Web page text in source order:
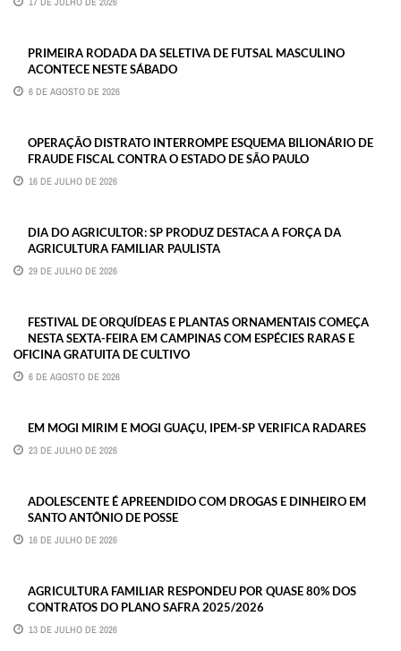
PRIMEIRA RODADA DA SELETIVA DE FUTSAL MASCULINO
ACONTECE NESTE SÁBADO
6 DE AGOSTO DE 2026
OPERAÇÃO DISTRATO INTERROMPE ESQUEMA BILIONÁRIO DE
FRAUDE FISCAL CONTRA O ESTADO DE SÃO PAULO
16 DE JULHO DE 2026
DIA DO AGRICULTOR: SP PRODUZ DESTACA A FORÇA DA
AGRICULTURA FAMILIAR PAULISTA
29 DE JULHO DE 2026
FESTIVAL DE ORQUÍDEAS E PLANTAS ORNAMENTAIS COMEÇA
NESTA SEXTA-FEIRA EM CAMPINAS COM ESPÉCIES RARAS E
OFICINA GRATUITA DE CULTIVO
6 DE AGOSTO DE 2026
EM MOGI MIRIM E MOGI GUAÇU, IPEM-SP VERIFICA RADARES
23 DE JULHO DE 2026
ADOLESCENTE É APREENDIDO COM DROGAS E DINHEIRO EM
SANTO ANTÔNIO DE POSSE
16 DE JULHO DE 2026
AGRICULTURA FAMILIAR RESPONDEU POR QUASE 80% DOS
CONTRATOS DO PLANO SAFRA 2025/2026
13 DE JULHO DE 2026